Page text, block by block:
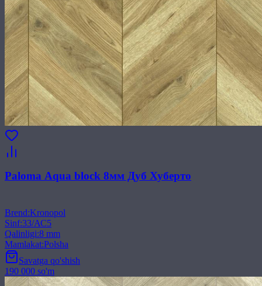
Paloma Aqua block 8мм Дуб Хуберто
Brend:Kronopol
Sinf:33/АС5
Qalinligi:8 mm
Mamlakat:Polsha
Savatga qo'shish
190 000 so'm